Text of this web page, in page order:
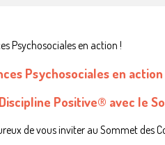
Psychosociales en action
Positive® avec le
de vous inviter au Sommet des